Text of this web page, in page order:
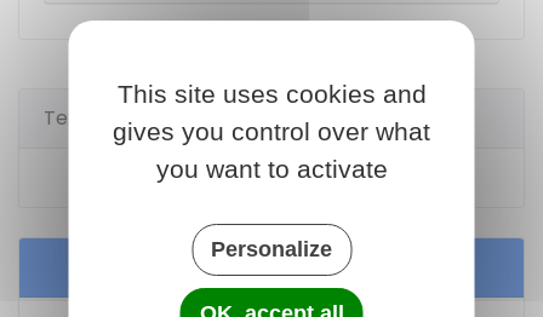
Textes de référence
Code de l'urbanisme : article R*424-16
Services en ligne et formulaires
This site uses cookies and
gives you control over what
you want to activate
Personalize